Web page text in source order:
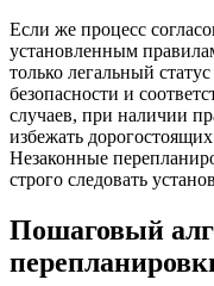
Если же процесс
установленным
только легальный
безопасности и
случаев, при наличии
избежать
Незаконные
строго следовать
Пошаговый